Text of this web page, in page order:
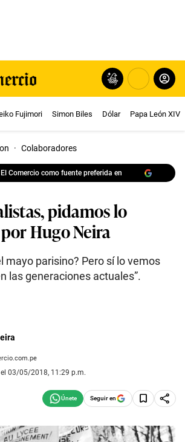
Fujimori Simon Biles Dólar Papa León XIV
· Colaboradores
Comercio como fuente preferida en
pidamos lo
Hugo Neira
mayo parisino? Pero sí lo vemos
las generaciones actuales”.
03/05/2018, 11:29 p.m.
Seguir en